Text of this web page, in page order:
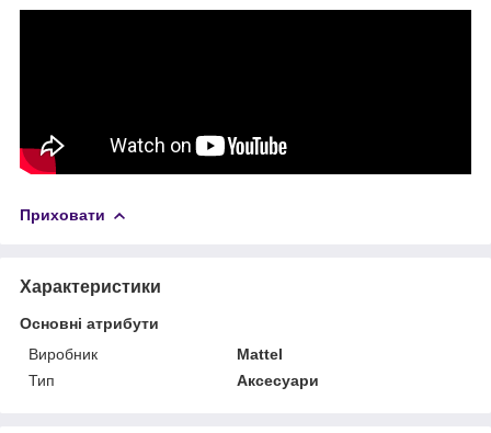
Приховати
Характеристики
Основні атрибути
Виробник
Mattel
Тип
Аксесуари